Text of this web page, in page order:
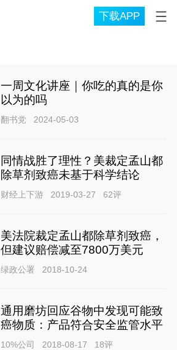
下载APP
一周文化讲座｜你吃的真的是你
以为的吗
翻书党 2024-05-03
同情战胜了理性？美裁定孟山都
除草剂致癌未基于科学结论
财经上下游 2019-03-27 62评
美法院裁定孟山都除草剂致癌，
但建议赔偿减至7800万美元
绿政公署 2018-10-24
通用磨坊回应谷物中发现可能致
癌物质：产品符合安全监管水平
10%公司 2018-08-17 18评